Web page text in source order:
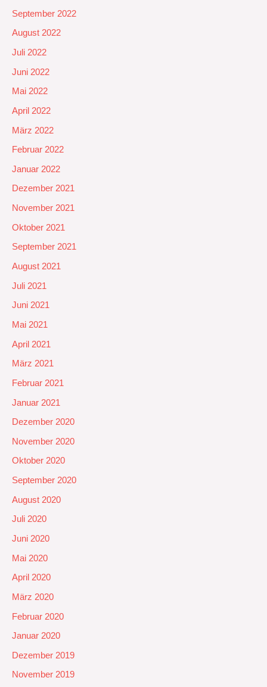
September 2022
August 2022
Juli 2022
Juni 2022
Mai 2022
April 2022
März 2022
Februar 2022
Januar 2022
Dezember 2021
November 2021
Oktober 2021
September 2021
August 2021
Juli 2021
Juni 2021
Mai 2021
April 2021
März 2021
Februar 2021
Januar 2021
Dezember 2020
November 2020
Oktober 2020
September 2020
August 2020
Juli 2020
Juni 2020
Mai 2020
April 2020
März 2020
Februar 2020
Januar 2020
Dezember 2019
November 2019